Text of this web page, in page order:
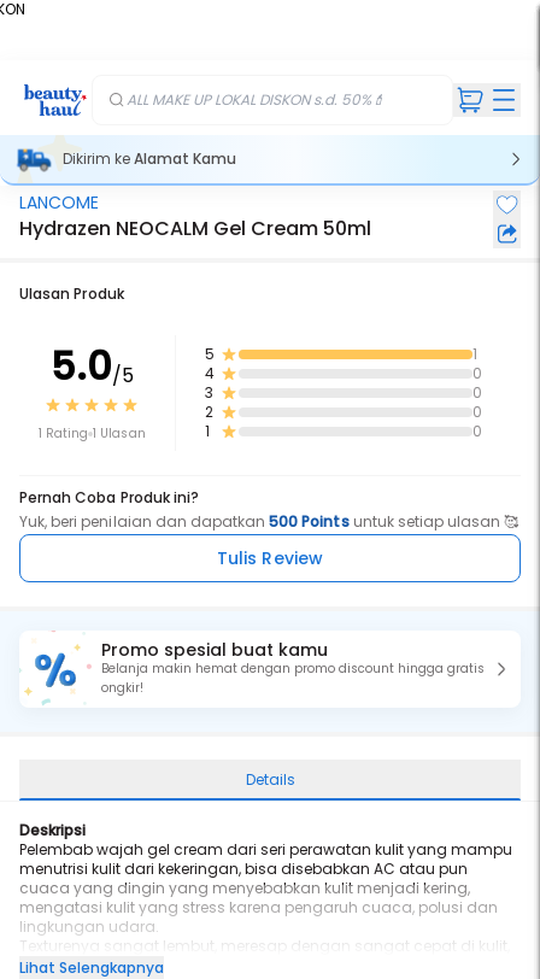
ALL MAKE UP LOKAL DISKON s.d. 50%💄
Dikirim keAlamat Kamu
LANCOME
Hydrazen NEOCALM Gel Cream 50ml
Ulasan Produk
5.0/5
1 Rating 1 Ulasan
5
1
4
0
3
0
2
0
1
0
Pernah Coba Produk ini?
Yuk, beri penilaian dan dapatkan500 Pointsuntuk setiap ulasan 🥰
Tulis Review
Promo spesial buat kamu
Belanja makin hemat dengan promo discount hingga gratis
ongkir!
Details
Deskripsi
Pelembab wajah gel cream dari seri perawatan kulit yang mampu
menutrisi kulit dari kekeringan, bisa disebabkan AC atau pun
cuaca yang dingin yang menyebabkan kulit menjadi kering,
mengatasi kulit yang stress karena pengaruh cuaca, polusi dan
lingkungan udara.
Texturenya sangat lembut, meresap dengan sangat cepat di kulit,
menghidrasi kulit dan meninggalkan kulit yang lembut, halus,
Lihat Selengkapnya